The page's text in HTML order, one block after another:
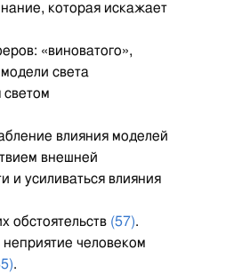
которая искажает
«виноватого»,
света
влияния моделей
внешней
и усиливаться влияния
обстоятельств (57).
человеком
.